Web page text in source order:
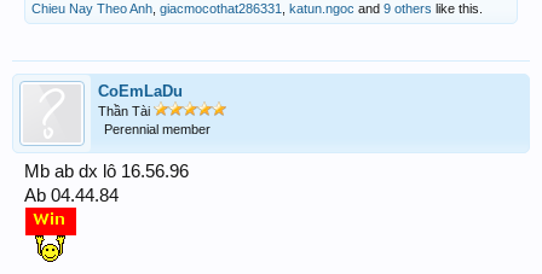
Chieu Nay Theo Anh giacmocothat286331 katun.ngoc and 9 others like this.
CoEmLaDu
Thần Tài
Perennial member
Mb ab dx lô 16.56.96
Ab 04.44.84